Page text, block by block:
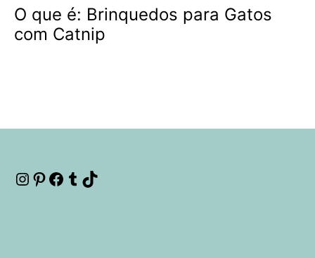
O que é: Brinquedos para Gatos
com Catnip
Instagram
Pinterest
Facebook
Tumblr